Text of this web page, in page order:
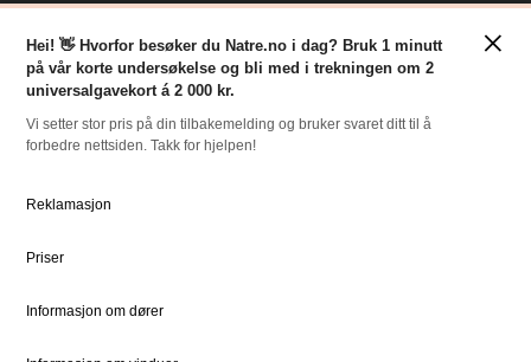
Klassisk stil
Tilpasninger
Inspirasjon
Nyheter
RESSURSER
Slik bestiller du
Priser
Dokumentsenter
Hei! 👋 Hvorfor besøker du Natre.no i dag? Bruk 1 minutt
på vår korte undersøkelse og bli med i trekningen om 2
universalgavekort á 2 000 kr.
Vi setter stor pris på din tilbakemelding og bruker svaret ditt til å
forbedre nettsiden. Takk for hjelpen!
Reklamasjon
Priser
Informasjon om dører
×